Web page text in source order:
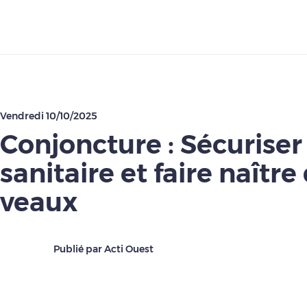
Vendredi 10/10/2025
Conjoncture :
sanitaire et faire naître
veaux
Publié par Acti Ouest